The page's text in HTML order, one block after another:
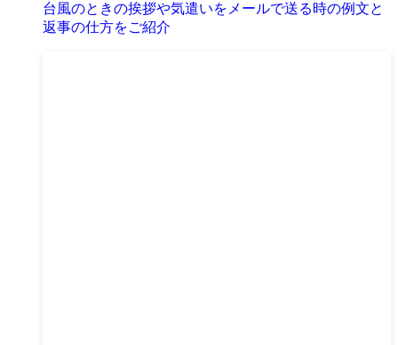
台風のときの挨拶や気遣いをメールで送る時の例文と
返事の仕方をご紹介